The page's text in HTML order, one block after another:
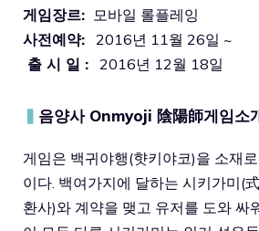
게임장르: 모바일 롤플레잉
사전예약: 2016년 11월 26일 ~
출 시 일 : 2016년 12월 18일
▍ 음양사 Onmyoji 陰陽師게임소
게임은 백귀야행(햣키야코)을 소재
이다. 백여가지에 달하는 시키가미(
환사)와 계약을 맺고 유저를 도와 싸